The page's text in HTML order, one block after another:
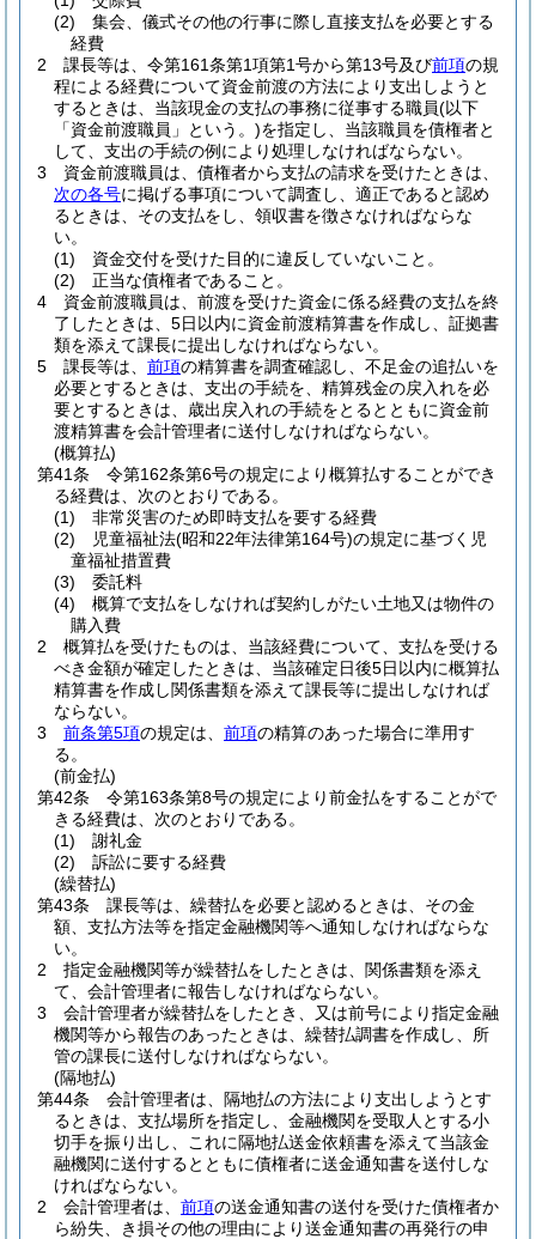
(2)
集会、儀式その他の行事に際し直接支払を必要とする
経費
2
課長等は、令第161条第1項第1号から第13号及び前項の規
程による経費について資金前渡の方法により支出しようと
するときは、当該現金の支払の事務に従事する職員(以下
「資金前渡職員」という。)を指定し、当該職員を債権者と
して、支出の手続の例により処理しなければならない。
3
資金前渡職員は、債権者から支払の請求を受けたときは、
次の各号に掲げる事項について調査し、適正であると認め
るときは、その支払をし、領収書を徴さなければならな
い。
(1)
資金交付を受けた目的に違反していないこと。
(2)
正当な債権者であること。
4
資金前渡職員は、前渡を受けた資金に係る経費の支払を終
了したときは、5日以内に資金前渡精算書を作成し、証拠書
類を添えて課長に提出しなければならない。
5
課長等は、 前項の精算書を調査確認し、不足金の追払いを
必要とするときは、支出の手続を、精算残金の戻入れを必
要とするときは、歳出戻入れの手続をとるとともに資金前
渡精算書を会計管理者に送付しなければならない。
(概算払)
第41条
令第162条第6号の規定により概算払することができ
る経費は、次のとおりである。
(1)
非常災害のため即時支払を要する経費
(2)
児童福祉法(昭和22年法律第164号)の規定に基づく児
童福祉措置費
(3)
委託料
(4)
概算で支払をしなければ契約しがたい土地又は物件の
購入費
2
概算払を受けたものは、当該経費について、支払を受ける
べき金額が確定したときは、当該確定日後5日以内に概算払
精算書を作成し関係書類を添えて課長等に提出しなければ
ならない。
3
前条第5項の規定は、 前項の精算のあった場合に準用す
る。
(前金払)
第42条
令第163条第8号の規定により前金払をすることがで
きる経費は、次のとおりである。
(1)
謝礼金
(2)
訴訟に要する経費
(繰替払)
第43条
課長等は、繰替払を必要と認めるときは、その金
額、支払方法等を指定金融機関等へ通知しなければならな
い。
2
指定金融機関等が繰替払をしたときは、関係書類を添え
て、会計管理者に報告しなければならない。
3
会計管理者が繰替払をしたとき、又は前号により指定金融
機関等から報告のあったときは、繰替払調書を作成し、所
管の課長に送付しなければならない。
(隔地払)
第44条
会計管理者は、隔地払の方法により支出しようとす
るときは、支払場所を指定し、金融機関を受取人とする小
切手を振り出し、これに隔地払送金依頼書を添えて当該金
融機関に送付するとともに債権者に送金通知書を送付しな
ければならない。
2
会計管理者は、 前項の送金通知書の送付を受けた債権者か
ら紛失、き損その他の理由により送金通知書の再発行の申